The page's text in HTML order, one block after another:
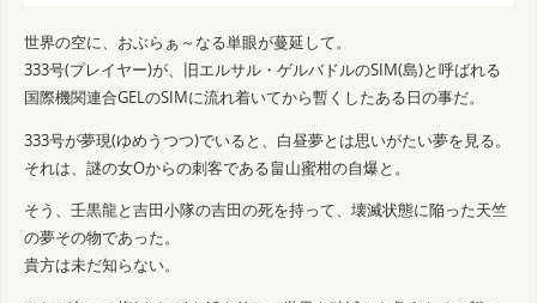
世界の空に、おぶらぁ～なる単眼が蔓延して。
333号(プレイヤー)が、旧エルサル・ゲルバドルのSIM(島)と呼ばれる
国際機関連合GELのSIMに流れ着いてから暫くしたある日の事だ。
333号が夢現(ゆめうつつ)でいると、白昼夢とは思いがたい夢を見る。
それは、謎の女Oからの刺客である畠山蜜柑の自爆と。
そう、壬黒龍と吉田小隊の吉田の死を持って、壊滅状態に陥った天竺
の夢その物であった。
貴方は未だ知らない。